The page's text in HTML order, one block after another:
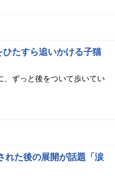
たすら追いかける子猫
ずっと後をついて歩いてい
れた後の展開が話題「涙